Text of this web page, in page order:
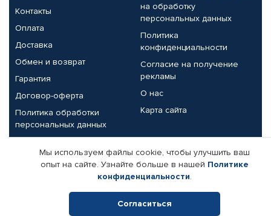
Контакты
Оплата
Доставка
Обмен и возврат
Гарантия
Договор-оферта
Политика обработки
персональных данных
на обработку
персональных данных
Политика
конфиденциальности
Согласие на получение
рекламы
О нас
Карта сайта
Партнерам
Корпоративным клиентам
Поставщикам
Реквизиты компании
Мы используем файлы cookie, чтобы улучшить ваш
опыт на сайте. Узнайте больше в нашей Политике
конфиденциальности.
Согласиться